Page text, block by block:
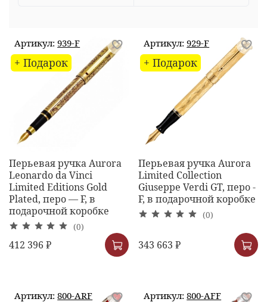
Артикул:939-F
+ Подарок
Перьевая ручка Aurora
Leonardo da Vinci
Limited Editions Gold
Plated, перо — F, в
подарочной коробке
(0)
412 396 ₽
Артикул:929-F
+ Подарок
Перьевая ручка Aurora
Limited Collection
Giuseppe Verdi GT, перо -
F, в подарочной коробке
(0)
343 663 ₽
Артикул:800-ARF Артикул:800-AFF